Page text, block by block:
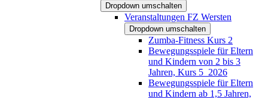
Dropdown umschalten
Veranstaltungen FZ Wersten
Dropdown umschalten
Zumba-Fitness Kurs 2
Bewegungsspiele für Eltern
und Kindern von 2 bis 3
Jahren, Kurs 5_2026
Bewegungsspiele für Eltern
und Kindern ab 1,5 Jahren,